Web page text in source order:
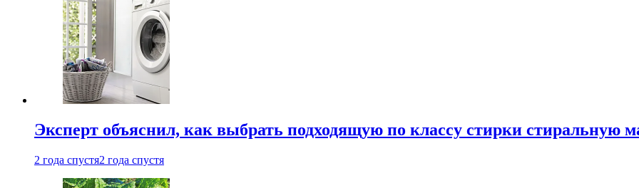
Эксперт объяснил, как выбрать подходящую по классу стирки стиральную
2 года спустя2 года спустя